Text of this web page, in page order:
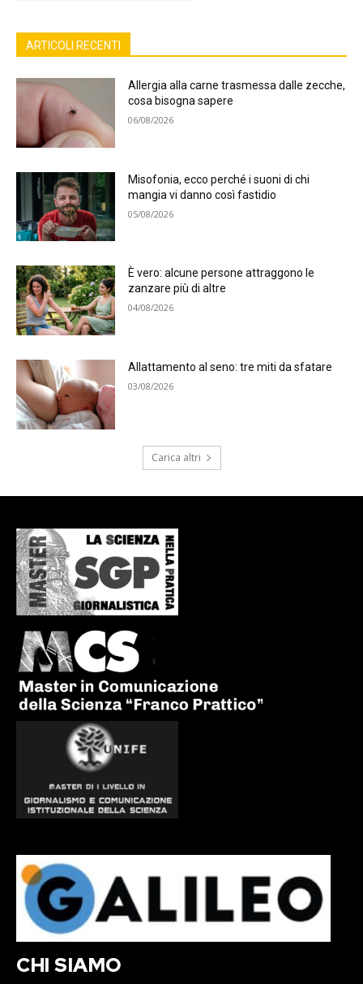
ARTICOLI RECENTI
Allergia alla carne trasmessa dalle zecche,
cosa bisogna sapere
06/08/2026
Misofonia, ecco perché i suoni di chi
mangia vi danno così fastidio
05/08/2026
È vero: alcune persone attraggono le
zanzare più di altre
04/08/2026
Allattamento al seno: tre miti da sfatare
03/08/2026
Carica altri
CHI SIAMO